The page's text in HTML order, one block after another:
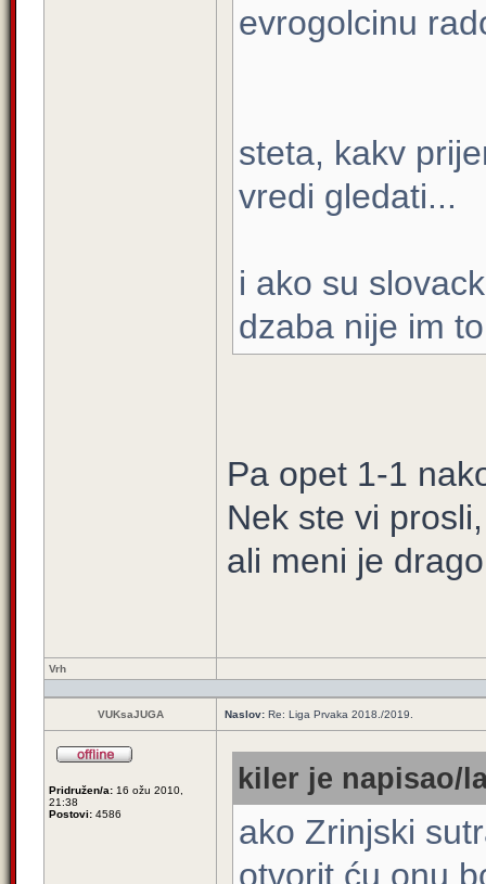
evrogolcinu
steta, kakv
vredi gledati...
i ako su
dzaba nije im
Pa opet 1-1
Nek ste vi
ali meni je
Vrh
VUKsaJUGA Naslov: Re: Liga Prvaka 2018./2019.
Pridružen/a: 16 ožu 2010,
21:38
Postovi: 4586
kiler je napisao/
ako Zrinjski
otvorit ću onu